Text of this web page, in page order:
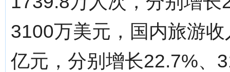
3100万美元，国内旅游
亿元，分别增长22.7%、